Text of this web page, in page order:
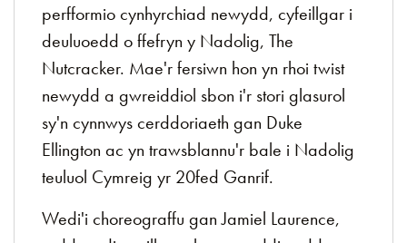
perfformio cynhyrchiad newydd, cyfeillgar i
deuluoedd o ffefryn y Nadolig, The
Nutcracker. Mae'r fersiwn hon yn rhoi twist
newydd a gwreiddiol sbon i'r stori glasurol
sy'n cynnwys cerddoriaeth gan Duke
Ellington ac yn trawsblannu'r bale i Nadolig
teuluol Cymreig yr 20fed Ganrif.
Wedi'i choreograffu gan Jamiel Laurence,